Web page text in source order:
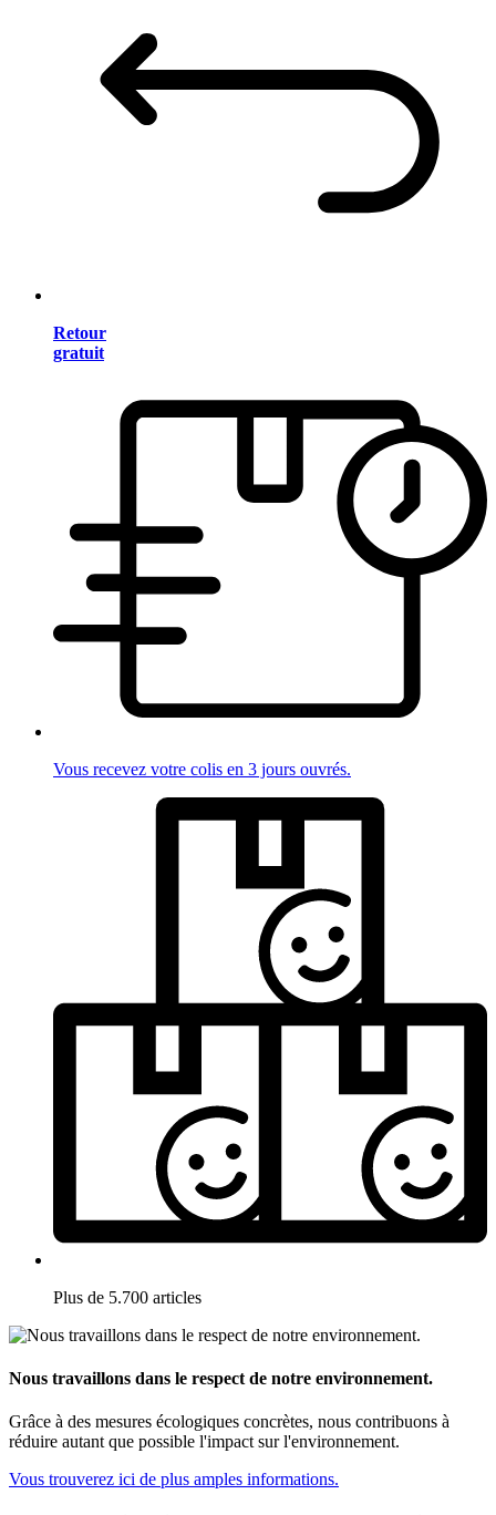
Retour
gratuit
Vous recevez votre colis en 3 jours ouvrés.
Plus de 5.700 articles
Nous travaillons dans le respect de notre environnement.
Grâce à des mesures écologiques concrètes, nous contribuons à
réduire autant que possible l'impact sur l'environnement.
Vous trouverez ici de plus amples informations.